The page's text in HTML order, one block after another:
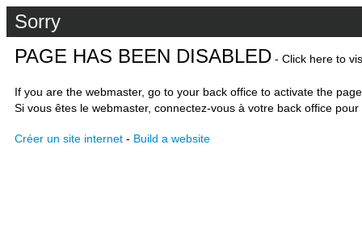
Sorry
PAGE HAS BEEN DISABLED - Click here to
If you are the webmaster, go to your back office to activate the
Si vous êtes le webmaster, connectez-vous à votre back office
Créer un site internet - Build a website